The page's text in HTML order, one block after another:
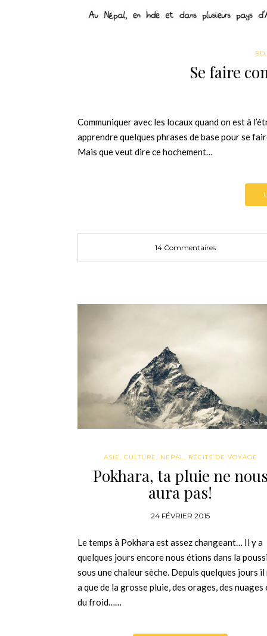
BD
Se faire
Communiquer avec les locaux quand on est à
apprendre quelques phrases de base pour se
Mais que veut dire ce hochement…
14 Commentaires
ASIE, CULTURE, NEPAL, RÉCITS DE VOYAGE
Pokhara, ta pluie ne
aura pas!
24 FÉVRIER 2015
Le temps à Pokhara est assez changeant… Il y a
quelques jours encore nous étions dans la
sous une chaleur sèche. Depuis quelques jours il
a que de la grosse pluie, des orages, des nuages
du froid……